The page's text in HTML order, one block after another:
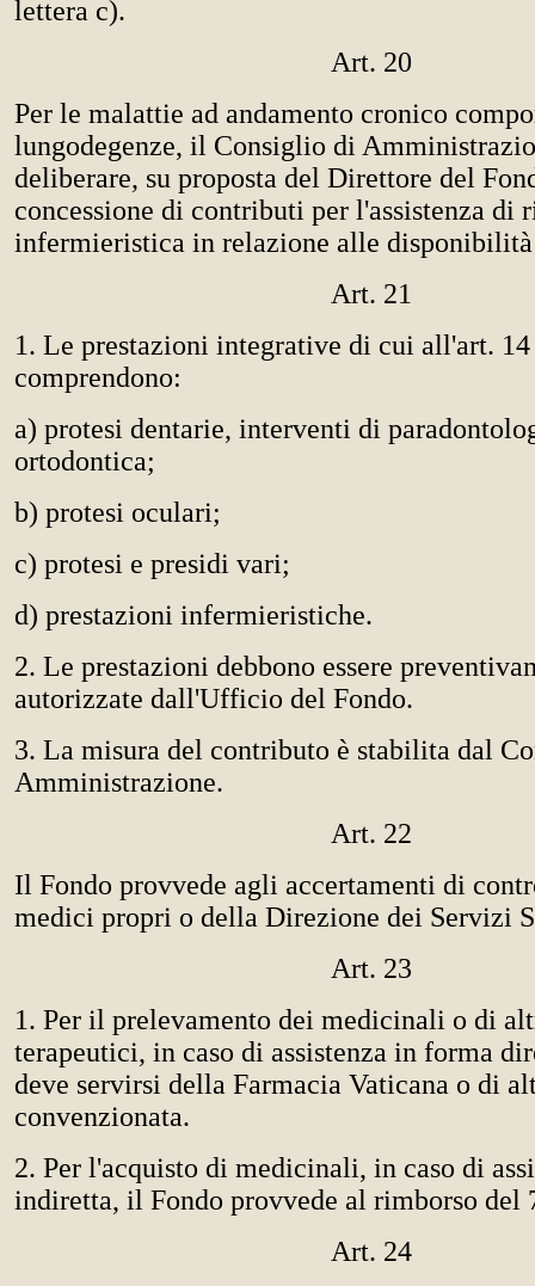
lettera c).
Art. 20
Per le malattie ad andamento cronico
lungodegenze, il Consiglio di
deliberare, su proposta del Direttore del
concessione di contributi per l'assistenza di
infermieristica in relazione alle
Art. 21
1. Le prestazioni integrative di cui all'art.
comprendono:
a) protesi dentarie, interventi di
ortodontica;
b) protesi oculari;
c) protesi e presidi vari;
d) prestazioni infermieristiche.
2. Le prestazioni debbono essere
autorizzate dall'Ufficio del Fondo.
3. La misura del contributo è stabilita dal
Amministrazione.
Art. 22
Il Fondo provvede agli accertamenti di
medici propri o della Direzione dei Servizi
Art. 23
1. Per il prelevamento dei medicinali o di
terapeutici, in caso di assistenza in forma
deve servirsi della Farmacia Vaticana o di
convenzionata.
2. Per l'acquisto di medicinali, in caso di
indiretta, il Fondo provvede al rimborso del
Art. 24